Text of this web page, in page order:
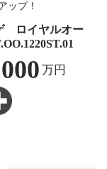
ップ！
ロイヤルオー
万円